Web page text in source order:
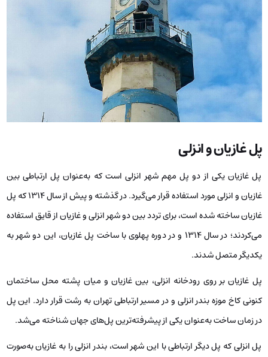
پل غازیان و انزلی
پل غازیان یکی از دو پل مهم شهر انزلی است که به‌عنوان پل ارتباطی بین
غازیان و انزلی مورد استفاده قرار می‌گیرد. در گذشته و پیش از سال 1314 که پل
غازیان ساخته شده است، برای تردد بین دو شهر انزلی و غازیان از قایق استفاده
می‌کردند؛ در سال 1314 و در دوره پهلوی با ساخت پل غازیان، این دو شهر به
یکدیگر متصل شدند.
پل غازیان بر روی رودخانه انزلی، بین غازیان و میان پشته محل ساختمان
کنونی کاخ موزه بندر انزلی و در مسیر ارتباطی تهران به رشت قرار دارد. این پل
در زمان ساخت به‌عنوان یکی از پیشرفته‌ترین پل‌های جهان شناخته می‌شد.
پل انزلی که پل دیگر ارتباطی با این شهر است، بندر انزلی را به غازیان به‌صورت